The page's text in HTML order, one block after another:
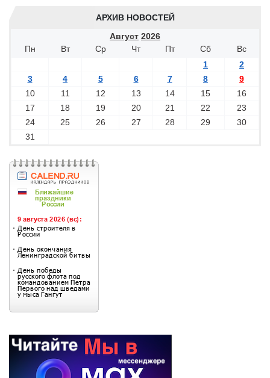
АРХИВ НОВОСТЕЙ
Август 2026
Пн
Вт Ср Чт Пт Сб
Вс
1
2
3
4 5 6 7 8
9
10
11 12 13 14 15
16
17
18 19 20 21 22
23
24
25 26 27 28 29
30
31